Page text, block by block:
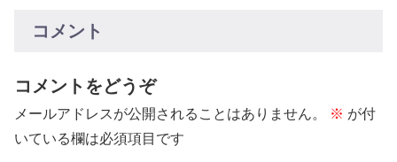
『西南アジアの砂漠文化』を読み
ながら、そのバザールの姿を復元
コメント
コメントをどうぞ
メールアドレスが公開されることはありません。 ※ が付
いている欄は必須項目です